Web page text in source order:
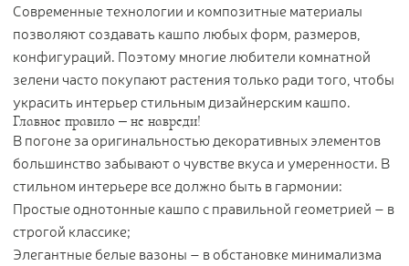
Алфавитный указатель
Прайс-листы и каталоги
О Treez
Современные технологии и композитные материалы
позволяют создавать кашпо любых форм, размеров,
конфигураций. Поэтому многие любители комнатной
зелени часто покупают растения только ради того, чтобы
украсить интерьер стильным дизайнерским кашпо.
Главное правило – не навреди!
В погоне за оригинальностью декоративных элементов
большинство забывают о чувстве вкуса и умеренности. В
стильном интерьере все должно быть в гармонии:
Простые однотонные кашпо с правильной геометрией – в
строгой классике;
Элегантные белые вазоны – в обстановке минимализма